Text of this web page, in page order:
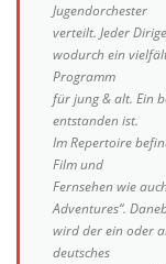
Jugendorchester
verteilt. Jeder
wodurch ein
Programm
für jung & alt. Ein
entstanden ist.
Im Repertoire
Film und
Fernsehen wie
Adventures“.
wird der ein oder
deutsches